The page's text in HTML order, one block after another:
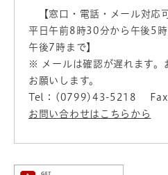
【窓口・電話・メール対応
平日午前8時30分から午後5
午後7時まで】
※ メールは確認が遅れます。
お願いします。
Tel：(0799)43-5218
お問い合わせはこちらから